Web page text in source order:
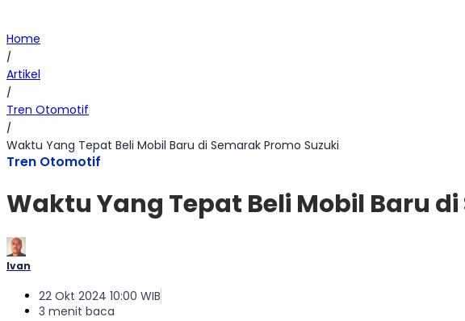
Home
/
Artikel
/
Tren Otomotif
/
Waktu Yang Tepat Beli Mobil Baru di Semarak Promo Suzuki
Tren Otomotif
Waktu Yang Tepat Beli Mobil Baru
Ivan
22 Okt 2024 10:00 WIB
3 menit baca